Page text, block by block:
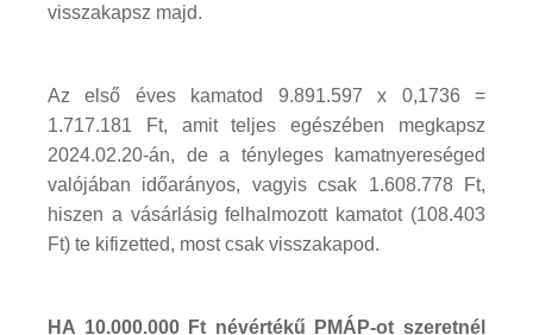
visszakapsz majd.
Az első éves kamatod 9.891.597 x 0,1736 =
1.717.181 Ft, amit teljes egészében megkapsz
2024.02.20-án, de a tényleges kamatnyereséged
valójában időarányos, vagyis csak 1.608.778 Ft,
hiszen a vásárlásig felhalmozott kamatot (108.403
Ft) te kifizetted, most csak visszakapod.
HA 10.000.000 Ft névértékű PMÁP-ot szeretnél